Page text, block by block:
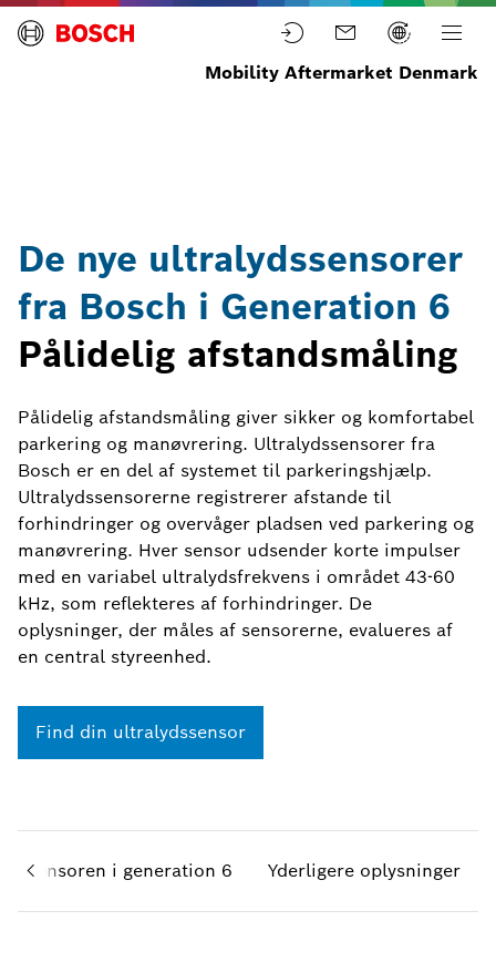
Mobility Aftermarket Denmark
De nye ultralydssensorer
fra Bosch i Generation 6
Pålidelig afstandsmåling
Pålidelig afstandsmåling giver sikker og komfortabel
parkering og manøvrering. Ultralydssensorer fra
Bosch er en del af systemet til parkeringshjælp.
Ultralydssensorerne registrerer afstande til
forhindringer og overvåger pladsen ved parkering og
manøvrering. Hver sensor udsender korte impulser
med en variabel ultralydsfrekvens i området 43-60
kHz, som reflekteres af forhindringer. De
oplysninger, der måles af sensorerne, evalueres af
en central styreenhed.
Find din ultralydssensor
i generation 6 Yderligere oplysninger